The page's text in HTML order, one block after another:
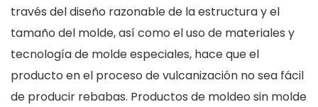
través del diseño razonable de la estructura y el
tamaño del molde, así como el uso de materiales y
tecnología de molde especiales, hace que el
producto en el proceso de vulcanización no sea fácil
de producir rebabas. Productos de moldeo sin molde